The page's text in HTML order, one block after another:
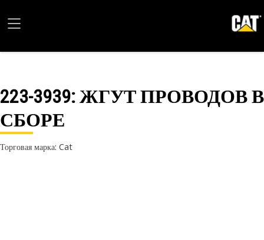
223-3939: ЖГУТ ПРОВОДОВ В
СБОРЕ
Торговая марка: Cat